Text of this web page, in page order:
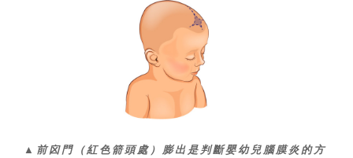
▲前囟門（紅色箭頭處）膨出是判斷嬰幼兒腦膜炎的方